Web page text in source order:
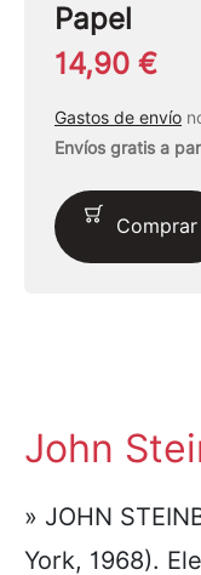
Papel
14,90 €
Gastos de envío
Envíos gratis a
Comprar
John
» JOHN
York, 1968).